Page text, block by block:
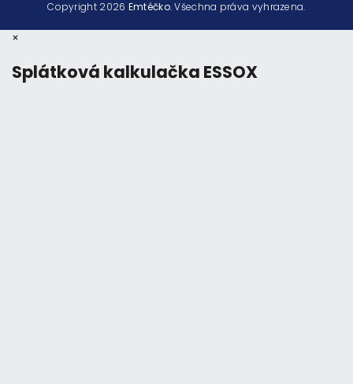
Copyright 2026 Emtéčko. Všechna práva vyhrazena.
×
Splátková kalkulačka ESSOX